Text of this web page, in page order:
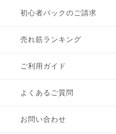
初心者パックのご請求
売れ筋ランキング
ご利用ガイド
よくあるご質問
お問い合わせ